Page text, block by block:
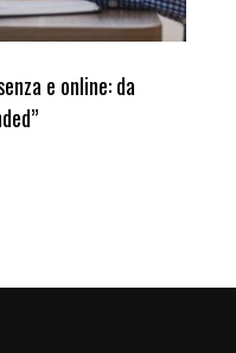
settima edizione